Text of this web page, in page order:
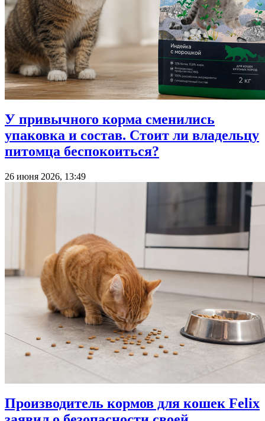
У привычного корма сменились
упаковка и состав. Стоит ли владельцу
питомца беспокоиться?
26 июня 2026, 13:49
Производитель кормов для кошек Felix